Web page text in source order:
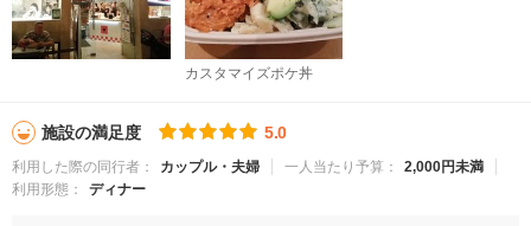
カスタマイズポケ丼
施設の満足度 5.0
利用した際の同行者： カップル・夫婦 一人当たり予算：
2,000円未満
利用形態：
ディナー